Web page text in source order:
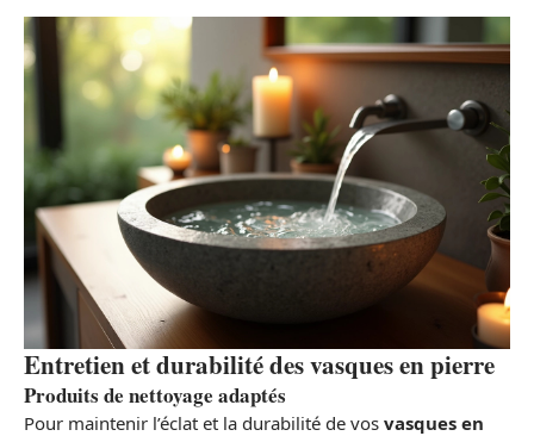
Entretien et durabilité des vasques en pierre
Produits de nettoyage adaptés
Pour maintenir l’éclat et la durabilité de vos vasques en